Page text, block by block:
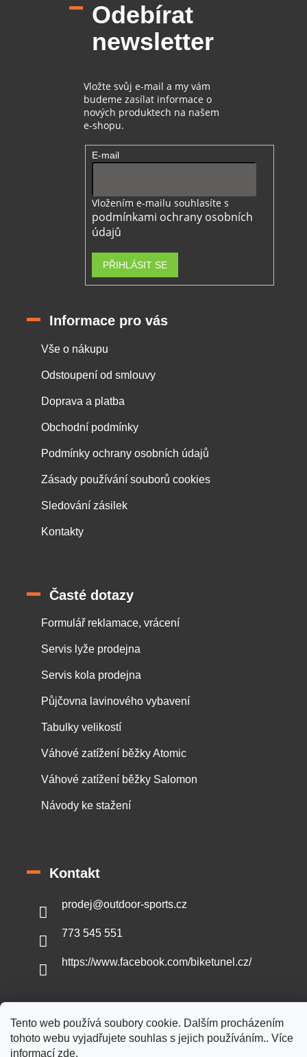
Tento web používá soubory cookie. Dalším procházením
tohoto webu vyjadřujete souhlas s jejich používáním.. Více
informací zde.
Odebírat
newsletter
Vložte svůj e-mail a my vám
budeme zasílat informace o
nových produktech na našem
e-shopu.
E-mail
Vložením e-mailu souhlasíte s
podmínkami ochrany osobních
údajů
PŘIHLÁSIT SE
Informace pro vás
Vše o nákupu
Odstoupení od smlouvy
Doprava a platba
Obchodní podmínky
Podmínky ochrany osobních údajů
Zásady používání souborů cookies
Sledování zásilek
Kontakty
Časté dotazy
Formulář reklamace, vrácení
Servis lyže prodejna
Servis kola prodejna
Půjčovna lavinového vybavení
Tabulky velikostí
Váhové zatížení běžky Atomic
Váhové zatížení běžky Salomon
Návody ke stažení
Kontakt
prodej@outdoor-sports.cz
773 545 551
https://www.facebook.com/biketunel.cz/
Vytvořil Shoptet